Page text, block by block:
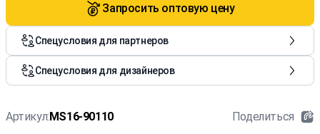
Артикул:MS16-90110 Поделиться
Запросить оптовую цену
Спецусловия для партнеров
Спецусловия для дизайнеров